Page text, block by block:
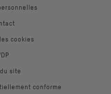
cookies
site
conforme